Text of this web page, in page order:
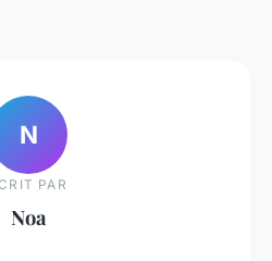
N
PAR
Noa